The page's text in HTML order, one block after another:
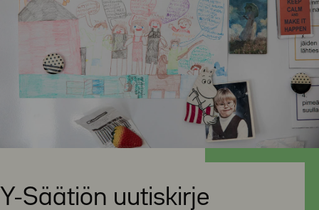
Y-Säätiön uutiskirje